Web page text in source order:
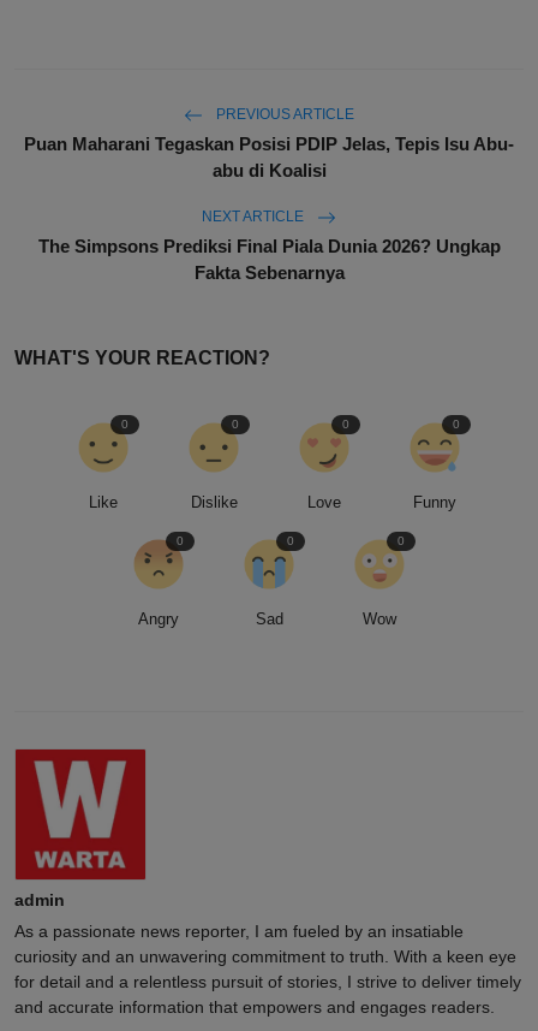
PREVIOUS ARTICLE
Puan Maharani Tegaskan Posisi PDIP Jelas, Tepis Isu Abu-
abu di Koalisi
NEXT ARTICLE
The Simpsons Prediksi Final Piala Dunia 2026? Ungkap
Fakta Sebenarnya
WHAT'S YOUR REACTION?
Like
0
Dislike
0
Love
0
Funny
0
Angry
0
Sad
0
Wow
0
admin
As a passionate news reporter, I am fueled by an insatiable
curiosity and an unwavering commitment to truth. With a keen eye
for detail and a relentless pursuit of stories, I strive to deliver timely
and accurate information that empowers and engages readers.